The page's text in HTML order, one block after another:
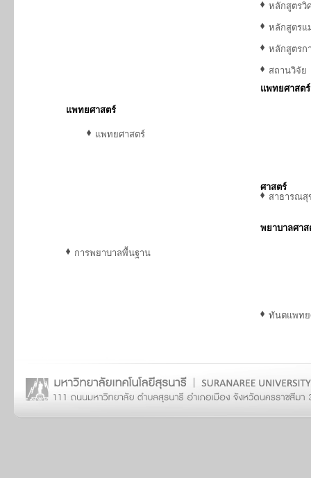
หลักสูตรวิ
หลักสูตรแ
หลักสูตรก
สถานวิจัย
แพทยศาสตร์
แพทยศาสตร์
แพทยศาสตร์
ศาสตร์
สาธารณสุ
พยาบาลศาส
การพยาบาลพื้นฐาน
ทันตแพทย